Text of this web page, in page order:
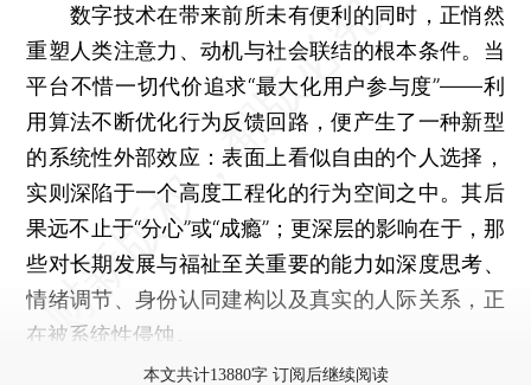
数字技术在带来前所未有便利的同时，正悄然
重塑人类注意力、动机与社会联结的根本条件。当
平台不惜一切代价追求“最大化用户参与度”——利
用算法不断优化行为反馈回路，便产生了一种新型
的系统性外部效应：表面上看似自由的个人选择，
实则深陷于一个高度工程化的行为空间之中。其后
果远不止于“分心”或“成瘾”；更深层的影响在于，那
些对长期发展与福祉至关重要的能力如深度思考、
情绪调节、身份认同建构以及真实的人际关系，正
在被系统性侵蚀。
本文共计13880字 订阅后继续阅读